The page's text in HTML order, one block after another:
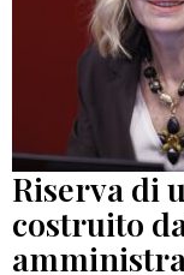
Riserva di
costruito